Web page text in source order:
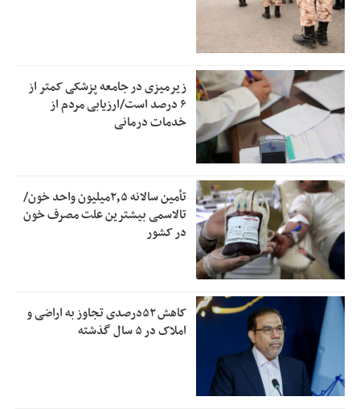
زیرمیزی در جامعه پزشکی کمتر از
۶ درصد است/ارزیابی مردم از
خدمات درمانی
تأمین سالانه ۲٫۵میلیون واحد خون/
تالاسمی بیشترین علت مصرف‌ خون
در کشور
کاهش ۵۲درصدی تجاوز به اراضی و
املاک در ۵ سال گذشته